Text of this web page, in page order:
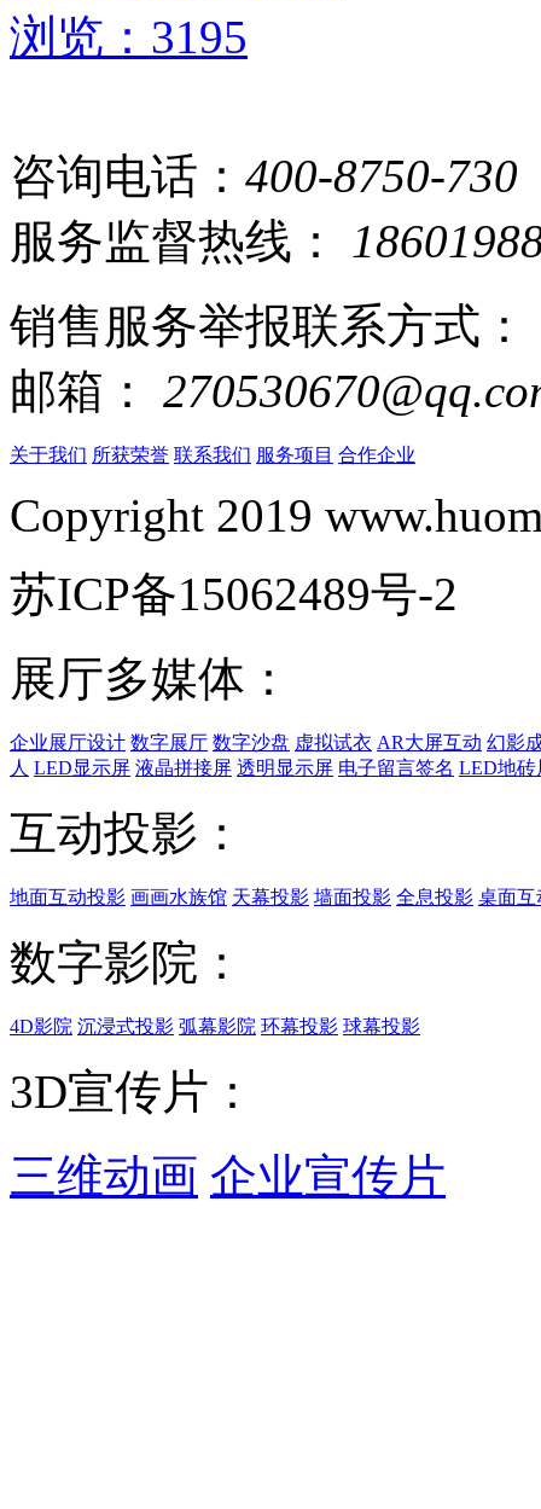
浏览：3195
咨询电话： 400-8750-730
服务监督热线：
销售服务举报联系方式：
邮箱：
关于我们 所获荣誉 联系我们 服务项目 合作企业
Copyright 2019
苏ICP备15062489号-2
展厅多媒体：
企业展厅设计 数字展厅 数字沙盘 虚拟试衣 AR大屏互动 幻影
人 LED显示屏 液晶拼接屏 透明显示屏 电子留言签名 LED地砖
互动投影：
地面互动投影 画画水族馆 天幕投影 墙面投影 全息投影 桌面互
数字影院：
4D影院 沉浸式投影 弧幕影院 环幕投影 球幕投影
3D宣传片：
三维动画 企业宣传片